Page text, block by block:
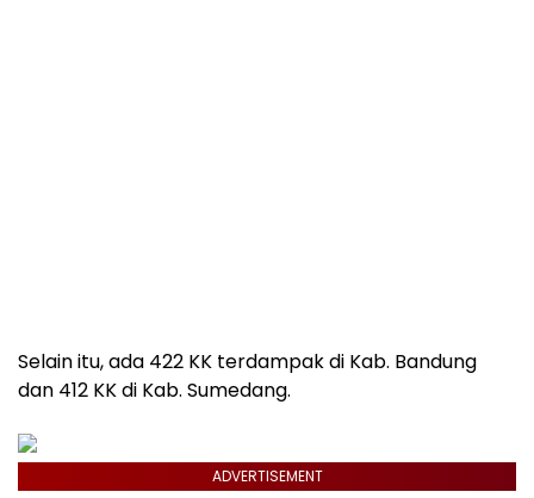
Selain itu, ada 422 KK terdampak di Kab. Bandung
dan 412 KK di Kab. Sumedang.
ADVERTISEMENT